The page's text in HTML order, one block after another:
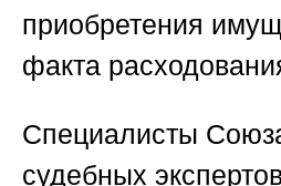
приобретения
факта
Специалисты
судебных